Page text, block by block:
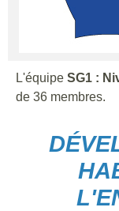
L'équipe SG1 :
de 36 membres.